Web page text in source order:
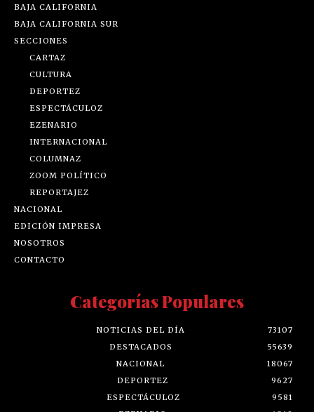
BAJA CALIFORNIA
BAJA CALIFORNIA SUR
SECCIONES
CARTAZ
CULTURA
DEPORTEZ
ESPECTÁCULOZ
EZENARIO
INTERNACIONAL
COLUMNAZ
ZOOM POLÍTICO
REPORTAJEZ
NACIONAL
EDICIÓN IMPRESA
NOSOTROS
CONTACTO
Categorías Populares
NOTICIAS DEL DÍA
73107
DESTACADOS
55639
NACIONAL
18067
DEPORTEZ
9627
ESPECTÁCULOZ
9581